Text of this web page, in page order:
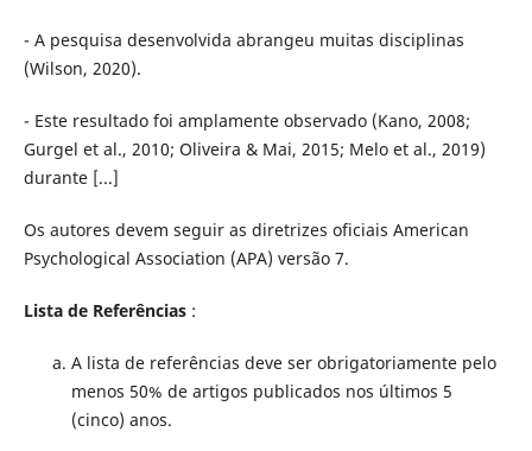
- A pesquisa desenvolvida abrangeu muitas disciplinas
(Wilson, 2020).
- Este resultado foi amplamente observado (Kano, 2008;
Gurgel et al., 2010; Oliveira & Mai, 2015; Melo et al., 2019)
durante [...]
Os autores devem seguir as diretrizes oficiais American
Psychological Association (APA) versão 7.
Lista de Referências:
A lista de referências deve ser obrigatoriamente pelo
menos 50% de artigos publicados nos últimos 5
(cinco) anos.